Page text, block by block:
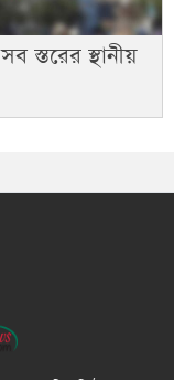
স্তরের স্থানীয়